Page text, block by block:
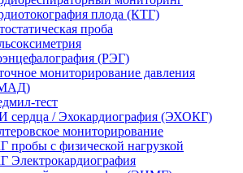
плода (КТГ)
проба
(РЭГ)
мониторирование давления
тест
сердца / Эхокардиография (ЭХОКГ)
мониторирование
пробы с физической нагрузкой
Электрокардиография